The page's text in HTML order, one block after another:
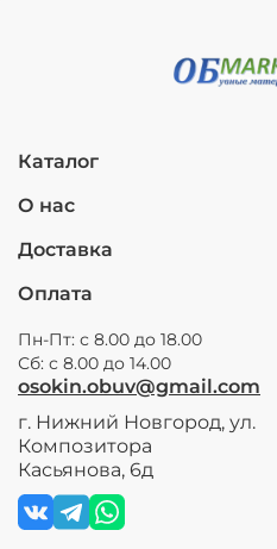
Каталог
О нас
Доставка
Оплата
Пн-Пт: с 8.00 до 18.00
Сб: с 8.00 до 14.00
osokin.obuv@gmail.com
г. Нижний Новгород, ул.
Композитора
Касьянова, 6д